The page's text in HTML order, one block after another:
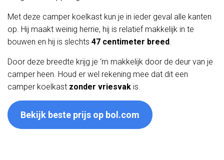
Met deze camper koelkast kun je in ieder geval alle kanten
op. Hij maakt weinig herrie, hij is relatief makkelijk in te
bouwen en hij is slechts 47 centimeter breed.
Door deze breedte krijg je ‘m makkelijk door de deur van je
camper heen. Houd er wel rekening mee dat dit een
camper koelkast zonder vriesvak is.
Bekijk beste prijs op bol.com